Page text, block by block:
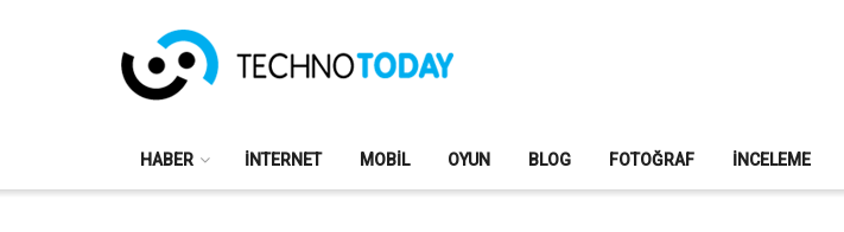
HABER İNTERNET MOBIL OYUN BLOG FOTOĞRAF İNCELEME